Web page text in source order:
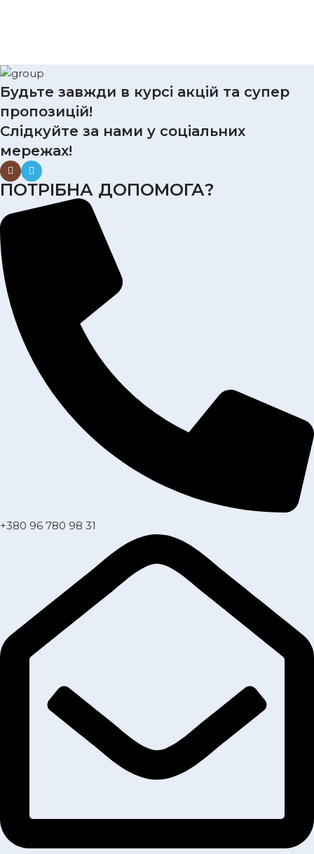
Будьте завжди в курсі акцій та супер
пропозицій!
Слідкуйте за нами у соціальних
мережах!
ПОТРІБНА ДОПОМОГА?
+380 96 780 98 31